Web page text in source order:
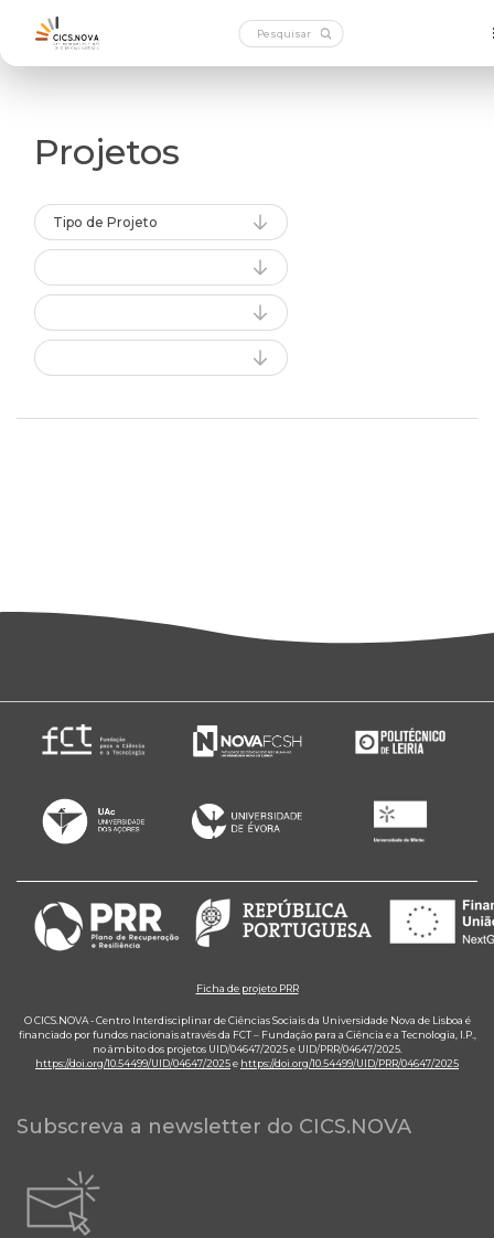
Projetos
Tipo de Projeto
Ficha de projeto PRR
O CICS.NOVA - Centro Interdisciplinar de Ciências Sociais da Universidade Nova de Lisboa é
financiado por fundos nacionais através da FCT – Fundação para a Ciência e a Tecnologia, I.P.,
no âmbito dos projetos UID/04647/2025 e UID/PRR/04647/2025.
https://doi.org/10.54499/UID/04647/2025e https://doi.org/10.54499/UID/PRR/04647/2025
Subscreva a newsletter do CICS.NOVA